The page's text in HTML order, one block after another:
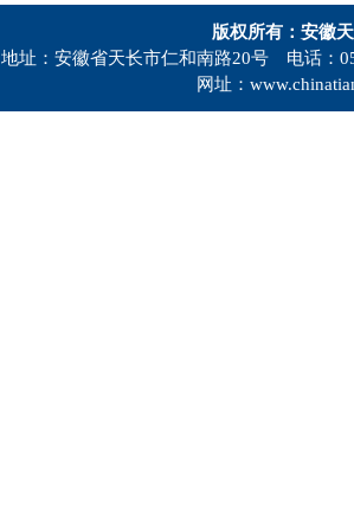
版权所有：安徽
地址：安徽省天长市仁和南路20号 电话：
网址：